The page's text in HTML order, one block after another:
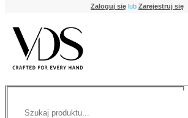
Zaloguj się lub Zarejestruj się